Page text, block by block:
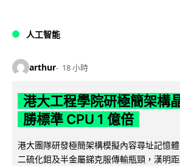
人工智能
arthur 18 小時
港大工程學院研極簡架構
勝標準 CPU 1 億倍
港大團隊研發極簡架構模擬內容尋址記憶
二硫化鉬及半金屬銻克服傳輸瓶頸，漢明